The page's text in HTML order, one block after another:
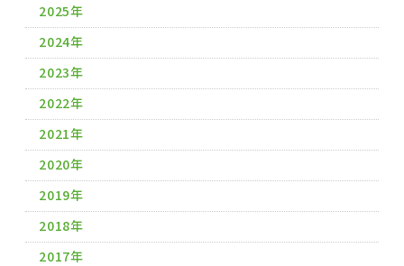
2025年
2024年
2023年
2022年
2021年
2020年
2019年
2018年
2017年